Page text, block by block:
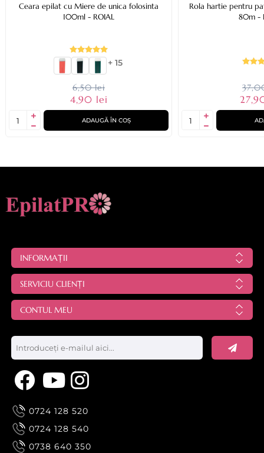
Ceara epilat cu Miere de unica folosinta
100ml - ROIAL
+ 15
6,50 lei
4,90 lei
ADAUGĂ ÎN COȘ
Rola hartie pentru
80m -
INFORMAȚII
SERVICIU CLIENȚI
CONTUL MEU
0724 128 520
0724 128 540
0738 640 350